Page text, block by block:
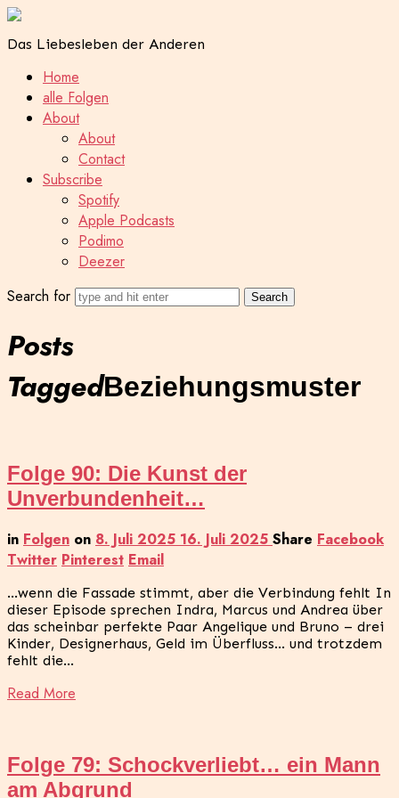
Das Liebesleben der Anderen
Home
alle Folgen
About
About
Contact
Subscribe
Spotify
Apple Podcasts
Podimo
Deezer
Search for
Posts
TaggedBeziehungsmuster
Folge 90: Die Kunst der
Unverbundenheit…
in Folgen on 8. Juli 2025 16. Juli 2025 Share Facebook
Twitter Pinterest Email
…wenn die Fassade stimmt, aber die Verbindung fehlt In
dieser Episode sprechen Indra, Marcus und Andrea über
das scheinbar perfekte Paar Angelique und Bruno – drei
Kinder, Designerhaus, Geld im Überfluss… und trotzdem
fehlt die…
Read More
Folge 79: Schockverliebt… ein Mann
am Abgrund